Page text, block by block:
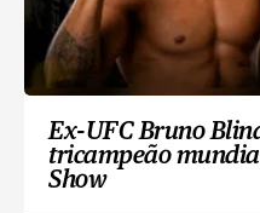
Ex-UFC Bruno
tricampeão
Show